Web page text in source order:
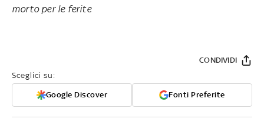
morto per le ferite
Sceglici su:
Google Discover Fonti Preferite
CONDIVIDI